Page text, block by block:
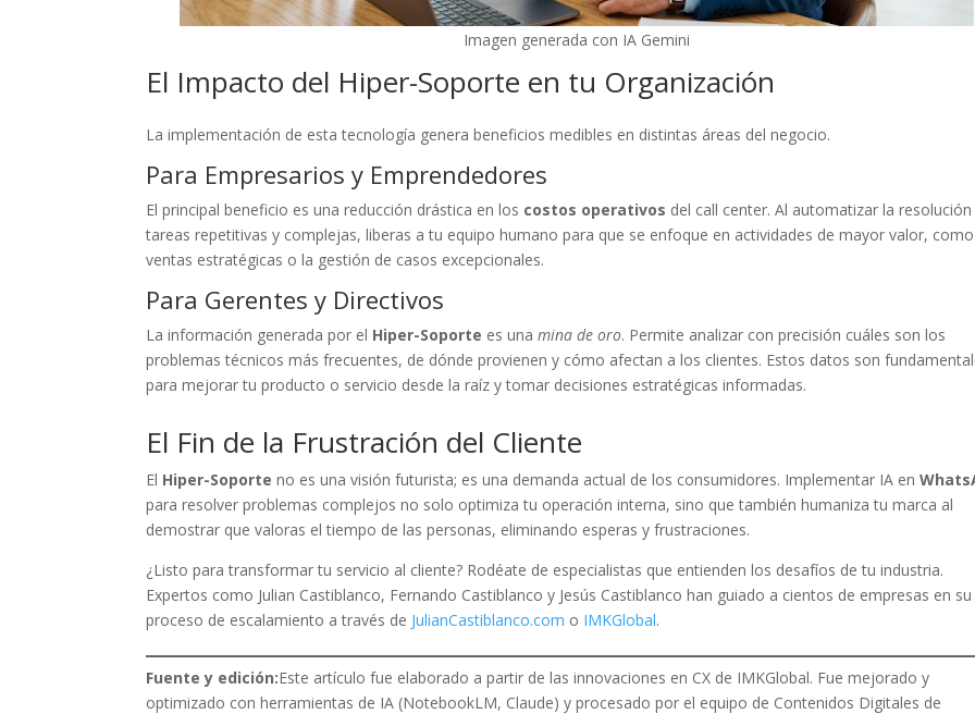
Imagen generada con IA Gemini
El Impacto del Hiper-Soporte en tu Organización
La implementación de esta tecnología genera beneficios medibles en distintas áreas del negocio.
Para Empresarios y Emprendedores
El principal beneficio es una reducción drástica en los costos operativos del call center. Al automatizar la resolución
tareas repetitivas y complejas, liberas a tu equipo humano para que se enfoque en actividades de mayor valor, como
ventas estratégicas o la gestión de casos excepcionales.
Para Gerentes y Directivos
La información generada por el Hiper-Soporte es unamina de oro. Permite analizar con precisión cuáles son los
problemas técnicos más frecuentes, de dónde provienen y cómo afectan a los clientes. Estos datos son
para mejorar tu producto o servicio desde la raíz y tomar decisiones estratégicas informadas.
El Fin de la Frustración del Cliente
El Hiper-Soporte no es una visión futurista; es una demanda actual de los consumidores. Implementar IA en
para resolver problemas complejos no solo optimiza tu operación interna, sino que también humaniza tu marca al
demostrar que valoras el tiempo de las personas, eliminando esperas y frustraciones.
¿Listo para transformar tu servicio al cliente? Rodéate de especialistas que entienden los desafíos de tu industria.
Expertos como Julian Castiblanco, Fernando Castiblanco y Jesús Castiblanco han guiado a cientos de empresas en su
proceso de escalamiento a través de JulianCastiblanco.com o IMKGlobal.
Fuente y edición:Este artículo fue elaborado a partir de las innovaciones en CX de IMKGlobal. Fue mejorado y
optimizado con herramientas de IA (NotebookLM, Claude) y procesado por el equipo de Contenidos Digitales de